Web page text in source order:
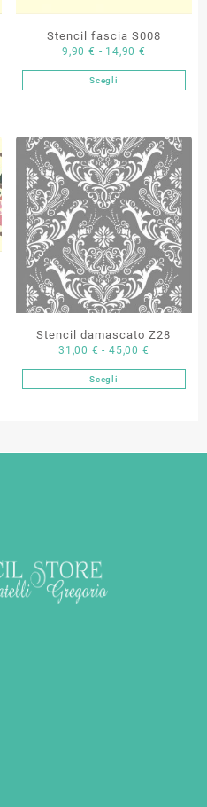
Stencil fascia S008
9,90 € - 14,90 €
di
prezzo:
a
14,90 €
ScegliQuesto
più
varianti.
Le
opzioni
possono
essere
scelte
nella
pagina
del
prodotto
Stencil damascato Z28
31,00 € - 45,00 €
di
prezzo:
ScegliQuesto
pagina